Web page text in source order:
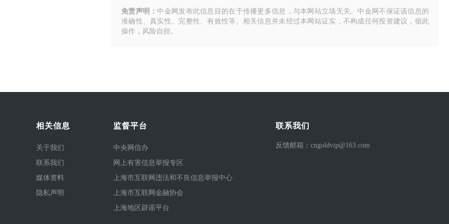
免责声明： 中金网发布此信息目的在于传播更多信息，与本网站立场无关。中金网不保证该信息的
准确性、真实性、完整性、有效性等。相关信息并未经过本网站证实，不构成任何投资建议，据此
操作，风险自担。
相关信息
关于我们
联系我们
媒体资料
隐私声明
监督平台
中央网信办
网上有害信息举报专区
上海市互联网违法和不良信息举报中心
上海市互联网金融协会
上海地区辟谣平台
联系我们
反馈邮箱：cngoldvip@163.com